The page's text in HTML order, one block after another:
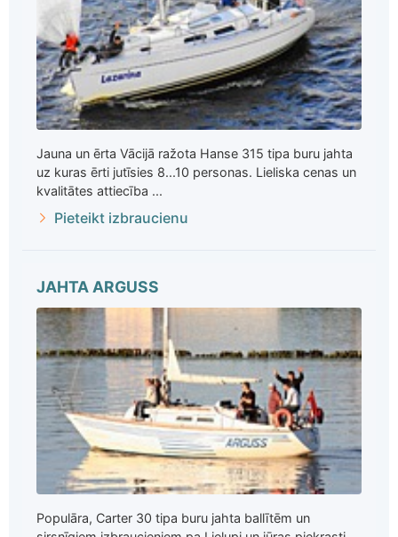
Jauna un ērta Vācijā ražota Hanse 315 tipa buru jahta
uz kuras ērti jutīsies 8...10 personas. Lieliska cenas un
kvalitātes attiecība ...
Pieteikt izbraucienu
JAHTA ARGUSS
Populāra, Carter 30 tipa buru jahta ballītēm un